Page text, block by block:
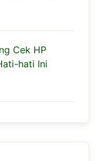
Cek HP
hati Ini